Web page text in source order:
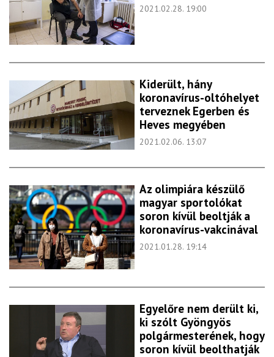
2021.02.28. 19:00
Kiderült, hány
koronavírus-oltóhelyet
terveznek Egerben és
Heves megyében
2021.02.06. 13:07
Az olimpiára készülő
magyar sportolókat
soron kívül beoltják a
koronavírus-vakcinával
2021.01.28. 19:14
Egyelőre nem derült ki,
ki szólt Gyöngyös
polgármesterének, hogy
soron kívül beolthatják